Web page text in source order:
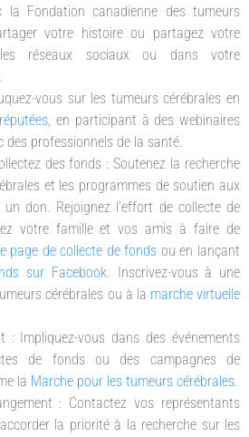
la Fondation canadienne des tumeurs
votre histoire ou partagez votre
réseaux sociaux ou dans votre
vous sur les tumeurs cérébrales en
en participant à des webinaires
des professionnels de la santé.
des fonds : Soutenez la recherche
et les programmes de soutien aux
don. Rejoignez l’effort de collecte de
votre famille et vos amis à faire de
page de collecte de fonds ou en lançant
sur Facebook. Inscrivez-vous à une
cérébrales ou à la marche virtuelle
: Impliquez-vous dans des événements
de fonds ou des campagnes de
la Marche pour les tumeurs cérébrales.
: Contactez vos représentants
la priorité à la recherche sur les